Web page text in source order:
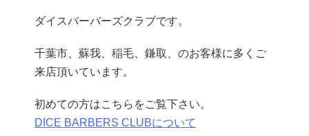
ダイスバーバーズクラブです。
千葉市、蘇我、稲毛、鎌取、のお客様に多くご
来店頂いています。
初めての方はこちらをご覧下さい。
DICE BARBERS CLUBについて